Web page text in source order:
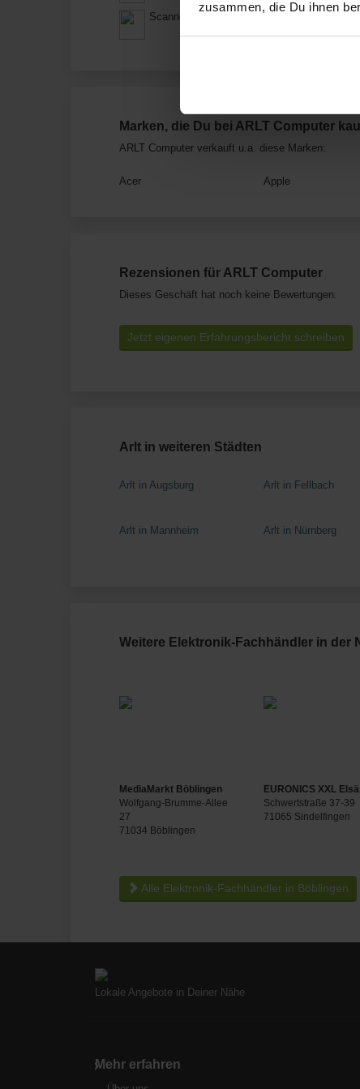
zusammen, die Du ihnen
Scanner
Marken, die Du bei ARLT Computer
ARLT Computer verkauft u.a. diese Marken:
Acer Apple
Rezensionen für ARLT Computer
Dieses Geschäft hat noch keine Bewertungen.
Jetzt eigenen Erfahrungsbericht schreiben
Arlt in weiteren Städten
Arlt in Augsburg Arlt in Fellbach
Arlt in Mannheim
Arlt in Nürnberg
Weitere Elektronik-Fachhändler in der
MediaMarkt Böblingen
Wolfgang-Brumme-Allee
27
71034 Böblingen
EURONICS XXL
Schwertstraße 37-39
71065 Sindelfingen
Alle Elektronik-Fachhändler in Böblingen
Lokale Angebote in Deiner Nähe
Mehr erfahren